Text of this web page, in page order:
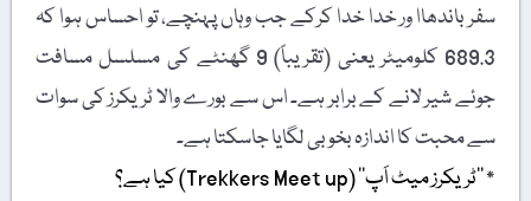
سفر باندھاا ور خدا خدا کرکے جب وہاں پہنچے، تو احساس ہوا کہ
689.3 کلومیٹر یعنی (تقریباً) 9 گھنٹے کی مسلسل مسافت
جوئے شیر لانے کے برابر ہے۔ اس سے بورے والا ٹریکرز کی سوات
سے محبت کا اندازہ بخوبی لگایا جاسکتا ہے۔
٭ ’’ٹریکرز میٹ اَپ‘‘ (Trekkers Meet up) کیا ہے؟